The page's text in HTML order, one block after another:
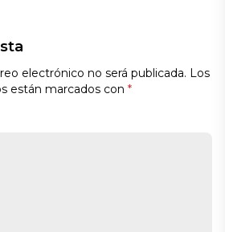
electrónico no será publicada. Los
están marcados con *